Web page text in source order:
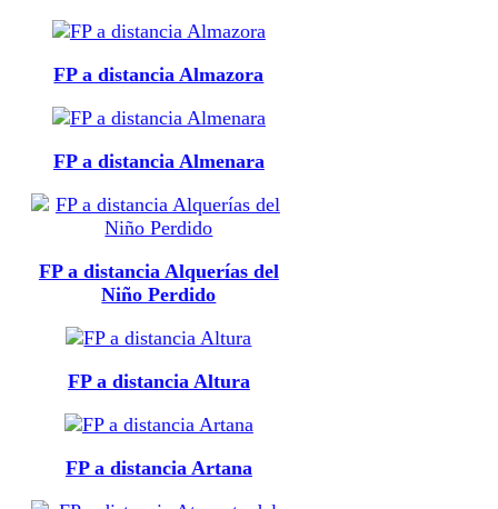
FP a distancia Almazora
FP a distancia Almenara
FP a distancia Alquerías del
Niño Perdido
FP a distancia Altura
FP a distancia Artana